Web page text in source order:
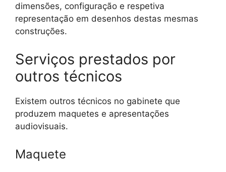
dimensões, configuração e respetiva
representação em desenhos destas mesmas
construções.
Serviços prestados por
outros técnicos
Existem outros técnicos no gabinete que
produzem maquetes e apresentações
audiovisuais.
Maquete